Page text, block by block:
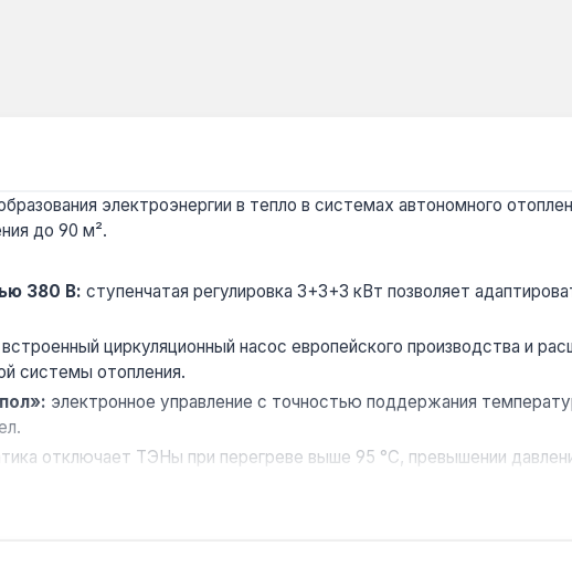
электроэнергии в тепло в системах автономного
до 90 м².
380 В: ступенчатая регулировка 3+3+3 кВт позволяет
встроенный циркуляционный насос европейского производства и
системы отопления.
электронное управление с точностью поддержания
отключает ТЭНы при перегреве выше 95 °C, превышении